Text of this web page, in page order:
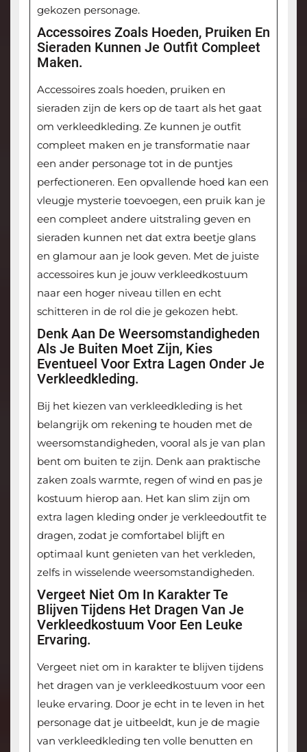
gekozen personage.
Accessoires Zoals Hoeden, Pruiken En
Sieraden Kunnen Je Outfit Compleet
Maken.
Accessoires zoals hoeden, pruiken en
sieraden zijn de kers op de taart als het gaat
om verkleedkleding. Ze kunnen je outfit
compleet maken en je transformatie naar
een ander personage tot in de puntjes
perfectioneren. Een opvallende hoed kan een
vleugje mysterie toevoegen, een pruik kan je
een compleet andere uitstraling geven en
sieraden kunnen net dat extra beetje glans
en glamour aan je look geven. Met de juiste
accessoires kun je jouw verkleedkostuum
naar een hoger niveau tillen en echt
schitteren in de rol die je gekozen hebt.
Denk Aan De Weersomstandigheden
Als Je Buiten Moet Zijn, Kies
Eventueel Voor Extra Lagen Onder Je
Verkleedkleding.
Bij het kiezen van verkleedkleding is het
belangrijk om rekening te houden met de
weersomstandigheden, vooral als je van plan
bent om buiten te zijn. Denk aan praktische
zaken zoals warmte, regen of wind en pas je
kostuum hierop aan. Het kan slim zijn om
extra lagen kleding onder je verkleedoutfit te
dragen, zodat je comfortabel blijft en
optimaal kunt genieten van het verkleden,
zelfs in wisselende weersomstandigheden.
Vergeet Niet Om In Karakter Te
Blijven Tijdens Het Dragen Van Je
Verkleedkostuum Voor Een Leuke
Ervaring.
Vergeet niet om in karakter te blijven tijdens
het dragen van je verkleedkostuum voor een
leuke ervaring. Door je echt in te leven in het
personage dat je uitbeeldt, kun je de magie
van verkleedkleding ten volle benutten en